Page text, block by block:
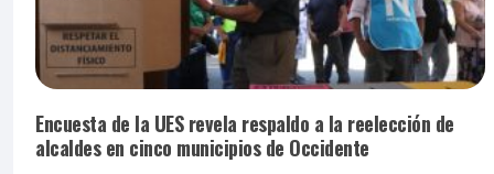
Encuesta de la UES revela respaldo a la reelección de
alcaldes en cinco municipios de Occidente